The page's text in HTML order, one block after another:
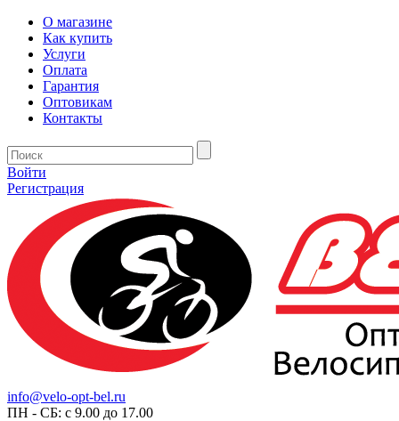
О магазине
Как купить
Услуги
Оплата
Гарантия
Оптовикам
Контакты
Войти
Регистрация
info@velo-opt-bel.ru
ПН - СБ: с 9.00 до 17.00